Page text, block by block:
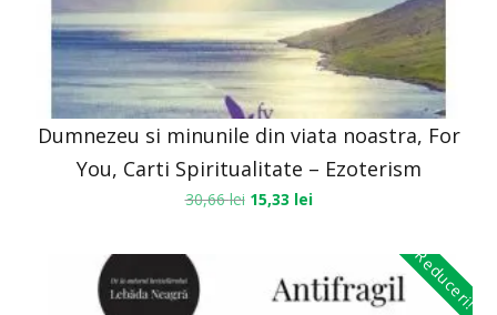
Dumnezeu si minunile din viata noastra, For
You, Carti Spiritualitate – Ezoterism
30,66lei 15,33 lei
Reduceri!